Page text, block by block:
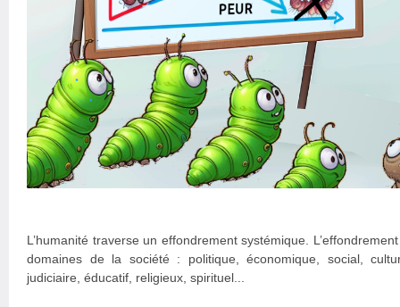
L’humanité traverse un effondrement systémique.
domaines de la société : politique, économique, social,
judiciaire, éducatif, religieux, spirituel...